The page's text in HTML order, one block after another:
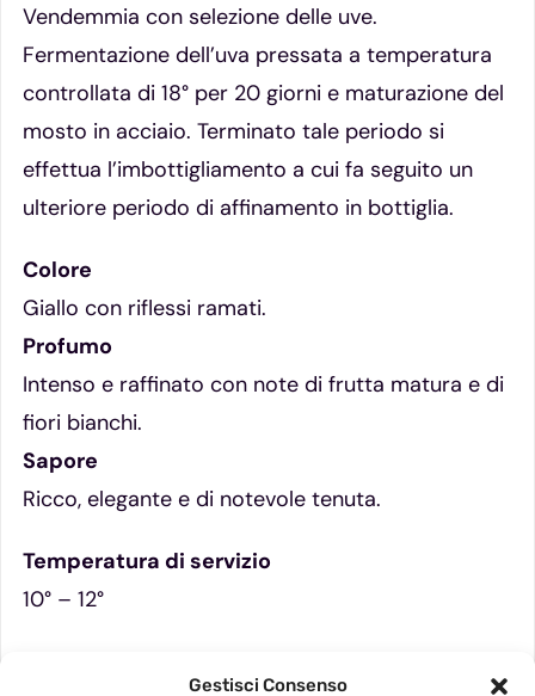
Gestisci Consenso
Vendemmia con selezione delle uve.
Fermentazione dell’uva pressata a temperatura
controllata di 18° per 20 giorni e maturazione del
mosto in acciaio. Terminato tale periodo si
effettua l’imbottigliamento a cui fa seguito un
ulteriore periodo di affinamento in bottiglia.
Colore
Giallo con riflessi ramati.
Profumo
Intenso e raffinato con note di frutta matura e di
fiori bianchi.
Sapore
Ricco, elegante e di notevole tenuta.
Temperatura di servizio
10° – 12°